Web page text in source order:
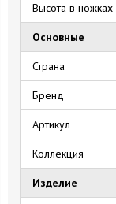
Высота в ножках
Основные
Страна
Бренд
Артикул
Коллекция
Изделие